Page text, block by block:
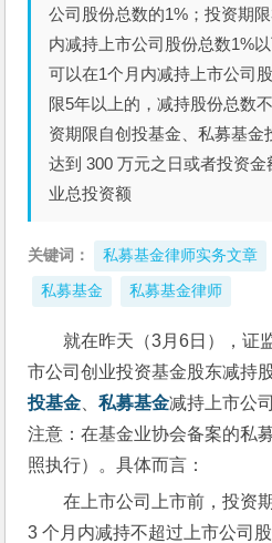
公司股份总数的1%；投资期
内减持上市公司股份总数1%
可以在1个月内减持上市公司
限5年以上的，减持股份总数
资期限自创投基金、私募基金
达到 300 万元之日或者投资
业总投资额
关键词： 私募基金律师实务文章
私募基金 私募基金律师
就在昨天（3月6日），证
市公司创业投资基金股东减持
投基金 、私募基金减持上市公
注意：在基金业协会备案的私
照执行）。具体而言：
在上市公司上市前，投资
3 个月内减持不超过上市公司